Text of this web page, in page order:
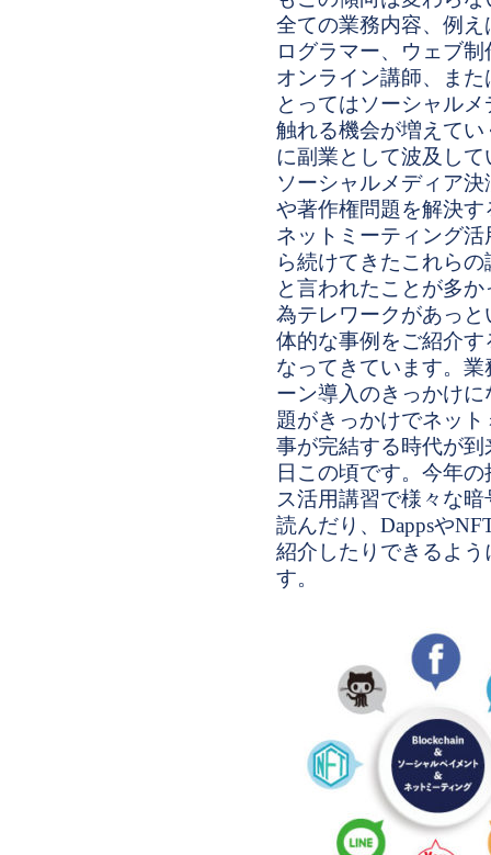
全ての業務内容、例
ログラマー、ウェブ
オンライン講師、ま
とってはソーシャル
触れる機会が増えて
に副業として波及し
ソーシャルメディア
や著作権問題を解決
ネットミーティング
ら続けてきたこれら
と言われたことが多
為テレワークがあっ
体的な事例をご紹介
なってきています。
ーン導入のきっかけ
題がきっかけでネッ
事が完結する時代が
日この頃です。今年
ス活用講習で様々な
読んだり、Dappsや
紹介したりできるよ
す。